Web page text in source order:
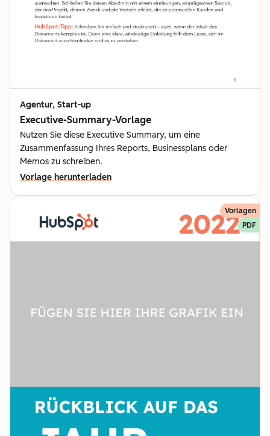
Agentur, Start-up
Executive-Summary-Vorlage
Nutzen Sie diese Executive Summary, um eine
Zusammenfassung Ihres Reports, Businessplans oder
Memos zu schreiben.
Vorlage herunterladen
Vorlagen
PDF